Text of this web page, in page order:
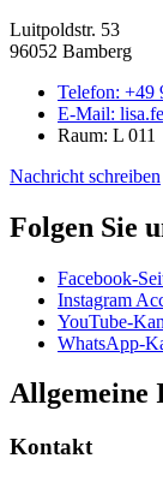
Luitpoldstr. 53
96052 Bamberg
Telefon: +49
E-Mail:
Raum: L 011
Nachricht schreiben
Folgen Sie
Facebook-
Instagram
YouTube-
WhatsApp-
Allgemeine
Kontakt